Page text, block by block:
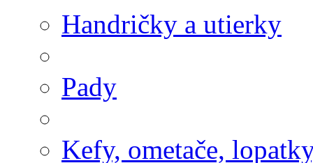
Handričky a utierky
Pady
Kefy, ometače,